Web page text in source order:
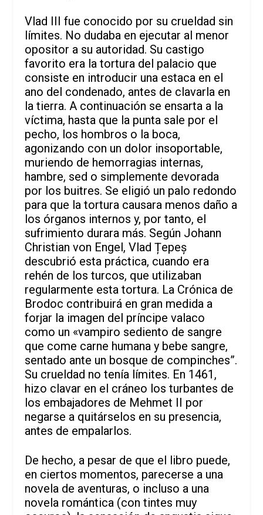
Vlad III fue conocido por su crueldad sin
límites. No dudaba en ejecutar al menor
opositor a su autoridad. Su castigo
favorito era la tortura del palacio que
consiste en introducir una estaca en el
ano del condenado, antes de clavarla en
la tierra. A continuación se ensarta a la
víctima, hasta que la punta sale por el
pecho, los hombros o la boca,
agonizando con un dolor insoportable,
muriendo de hemorragias internas,
hambre, sed o simplemente devorada
por los buitres. Se eligió un palo redondo
para que la tortura causara menos daño a
los órganos internos y, por tanto, el
sufrimiento durara más. Según Johann
Christian von Engel, Vlad Țepeș
descubrió esta práctica, cuando era
rehén de los turcos, que utilizaban
regularmente esta tortura. La Crónica de
Brodoc contribuirá en gran medida a
forjar la imagen del príncipe valaco
como un «vampiro sediento de sangre
que come carne humana y bebe sangre,
sentado ante un bosque de compinches”.
Su crueldad no tenía límites. En 1461,
hizo clavar en el cráneo los turbantes de
los embajadores de Mehmet II por
negarse a quitárselos en su presencia,
antes de empalarlos.
De hecho, a pesar de que el libro puede,
en ciertos momentos, parecerse a una
novela de aventuras, o incluso a una
novela romántica (con tintes muy